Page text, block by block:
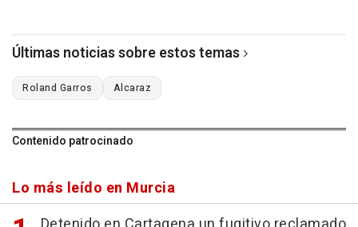
Últimas noticias sobre estos temas
Roland Garros Alcaraz
Contenido patrocinado
Lo más leído en Murcia